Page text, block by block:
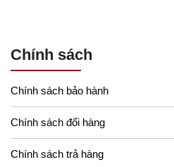
Chính sách
Chính sách bảo hành
Chính sách đổi hàng
Chính sách trả hàng